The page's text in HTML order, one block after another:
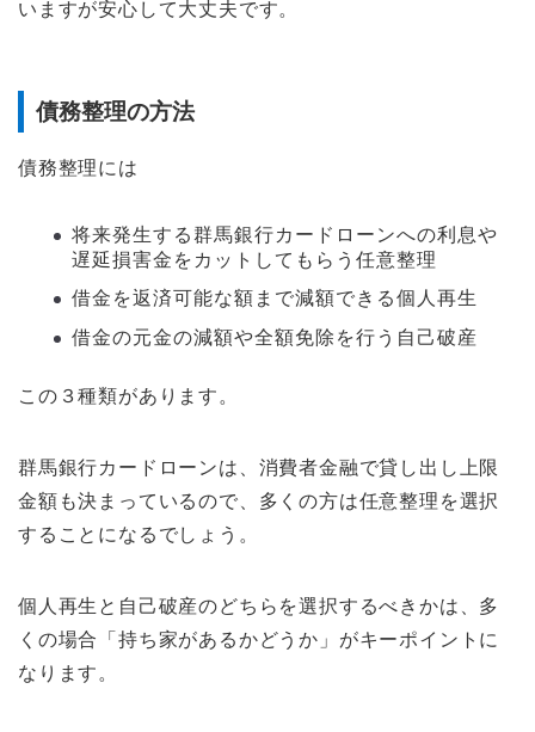
いますが安心して大丈夫です。
債務整理の方法
債務整理には
将来発生する群馬銀行カードローンへの利息や
遅延損害金をカットしてもらう任意整理
借金を返済可能な額まで減額できる個人再生
借金の元金の減額や全額免除を行う自己破産
この３種類があります。
群馬銀行カードローンは、消費者金融で貸し出し上限
金額も決まっているので、多くの方は任意整理を選択
することになるでしょう。
個人再生と自己破産のどちらを選択するべきかは、多
くの場合「持ち家があるかどうか」がキーポイントに
なります。